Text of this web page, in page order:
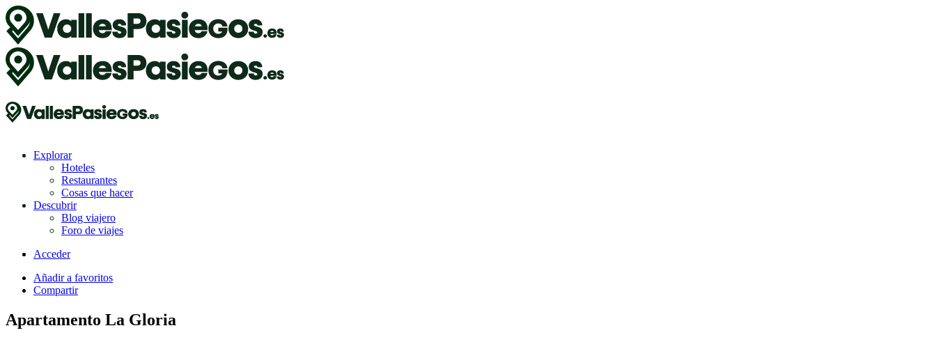
Explorar
Hoteles
Restaurantes
Cosas que hacer
Descubrir
Blog viajero
Foro de viajes
Acceder
Añadir a favoritos
Compartir
Apartamento La Gloria